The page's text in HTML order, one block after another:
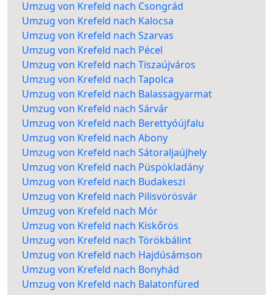
Umzug von Krefeld nach Csongrád
Umzug von Krefeld nach Kalocsa
Umzug von Krefeld nach Szarvas
Umzug von Krefeld nach Pécel
Umzug von Krefeld nach Tiszaújváros
Umzug von Krefeld nach Tapolca
Umzug von Krefeld nach Balassagyarmat
Umzug von Krefeld nach Sárvár
Umzug von Krefeld nach Berettyóújfalu
Umzug von Krefeld nach Abony
Umzug von Krefeld nach Sátoraljaújhely
Umzug von Krefeld nach Püspökladány
Umzug von Krefeld nach Budakeszi
Umzug von Krefeld nach Pilisvörösvár
Umzug von Krefeld nach Mór
Umzug von Krefeld nach Kiskőrös
Umzug von Krefeld nach Törökbálint
Umzug von Krefeld nach Hajdúsámson
Umzug von Krefeld nach Bonyhád
Umzug von Krefeld nach Balatonfüred